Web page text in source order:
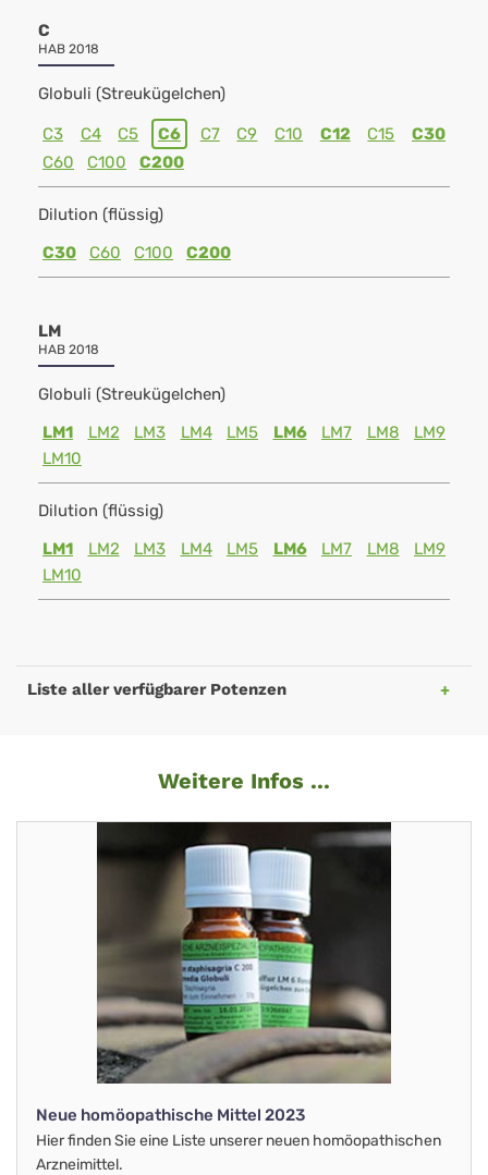
C
HAB 2018
Globuli (Streukügelchen)
C3 C4 C5 C6 C7 C9 C10 C12 C15
C30
C60
C100 C200
Dilution (flüssig)
C30
C60 C100 C200
LM
HAB 2018
Globuli (Streukügelchen)
LM1
LM2 LM3 LM4 LM5 LM6 LM7 LM8
LM9
LM10
Dilution (flüssig)
LM1
LM2 LM3 LM4 LM5 LM6 LM7 LM8
LM9
LM10
Liste aller verfügbarer Potenzen
Weitere Infos ...
Neue homöopathische Mittel 2023
Hier finden Sie eine Liste unserer neuen homöopathischen
Arzneimittel.